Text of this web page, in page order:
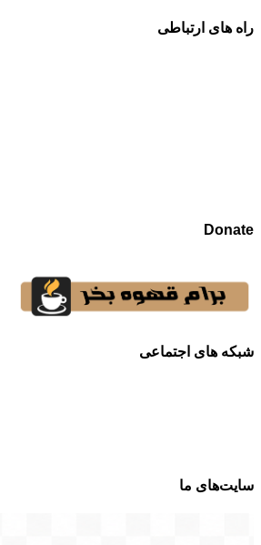
راه های ارتباطی
Donate
شبکه های اجتماعی
سایت‌های ما